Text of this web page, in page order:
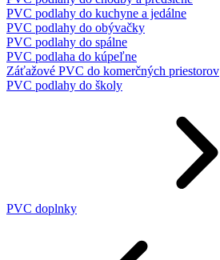
PVC podlahy do kuchyne a jedálne
PVC podlahy do obývačky
PVC podlahy do spálne
PVC podlaha do kúpeľne
Záťažové PVC do komerčných priestorov
PVC podlahy do školy
PVC doplnky